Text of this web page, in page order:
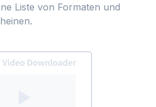
Liste von Formaten und